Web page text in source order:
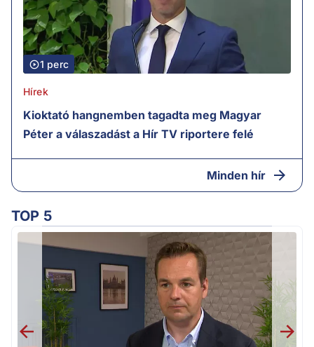
1 perc
Hírek
Kioktató hangnemben tagadta meg Magyar
Péter a válaszadást a Hír TV riportere felé
Minden hír
TOP 5